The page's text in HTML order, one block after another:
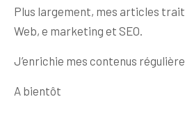
Plus largement, mes articles
Web, e marketing et SEO.
J’enrichie mes contenus
A bientôt